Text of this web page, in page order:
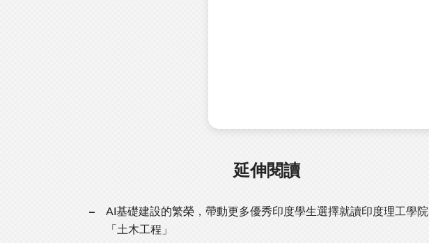
延伸閱讀
AI基礎建設的繁榮，帶動更多優秀印度學生選擇就讀印度理工學院
「土木工程」